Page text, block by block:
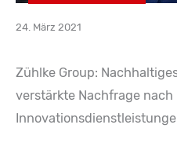
24. März 2021
Zühlke Group:
verstärkte Nachfrage nach